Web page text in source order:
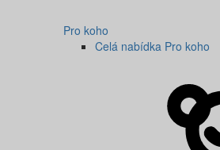
Pro koho
Celá nabídka Pro koho